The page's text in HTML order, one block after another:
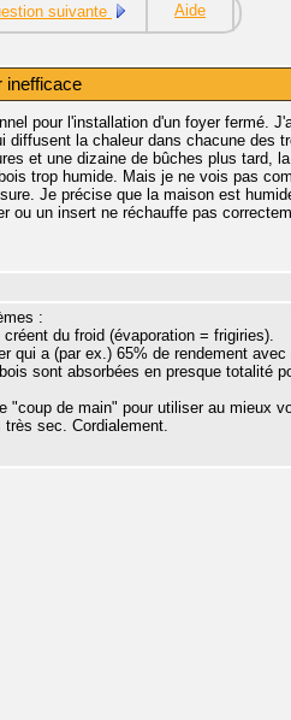
suivante Aide
inefficace
pour l'installation d'un foyer fermé.
diffusent la chaleur dans chacune des
et une dizaine de bûches plus tard,
trop humide. Mais je ne vois pas
Je précise que la maison est
ou un insert ne réchauffe pas
:
du froid (évaporation = frigiries).
qui a (par ex.) 65% de rendement
sont absorbées en presque totalité
"coup de main" pour utiliser au mieux
sec. Cordialement.